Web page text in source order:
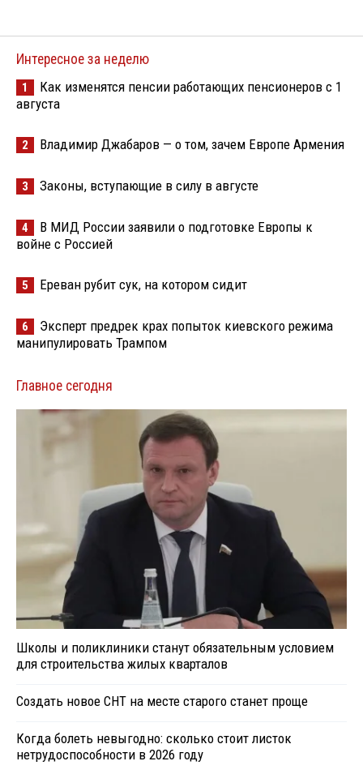
Интересное за неделю
1
Как изменятся пенсии работающих пенсионеров с 1
августа
2 Владимир Джабаров — о том, зачем Европе Армения
3 Законы, вступающие в силу в августе
4
В МИД России заявили о подготовке Европы к
войне с Россией
5 Ереван рубит сук, на котором сидит
6
Эксперт предрек крах попыток киевского режима
манипулировать Трампом
Главное сегодня
Школы и поликлиники станут обязательным условием
для строительства жилых кварталов
Создать новое СНТ на месте старого станет проще
Когда болеть невыгодно: сколько стоит листок
нетрудоспособности в 2026 году